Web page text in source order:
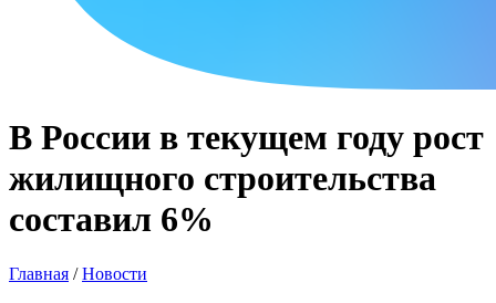
В России в текущем году рост
жилищного строительства
составил 6%
Главная /Новости